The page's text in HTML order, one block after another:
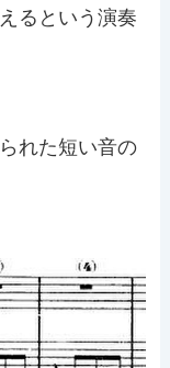
るという演奏
れた短い音の